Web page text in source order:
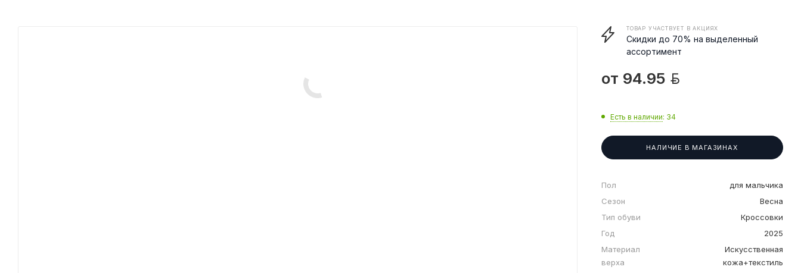
ТОВАР УЧАСТВУЕТ В АКЦИЯХ
Скидки до 70% на выделенный
ассортимент
от 94.95 
Есть в наличии: 34
НАЛИЧИЕ В МАГАЗИНАХ
Пол
для мальчика
Сезон
Весна
Тип обуви
Кроссовки
Год
2025
Материал
верха
Искусственная
кожа+текстиль